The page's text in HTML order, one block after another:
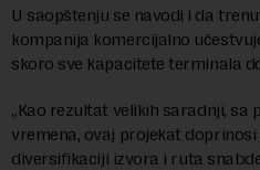
U saopštenju se navodi i da
kompanija komercijalno
skoro sve kapacitete terminala
„Kao rezultat velikih saradnji,
vremena, ovaj projekat
diversifikaciji izvora i ruta